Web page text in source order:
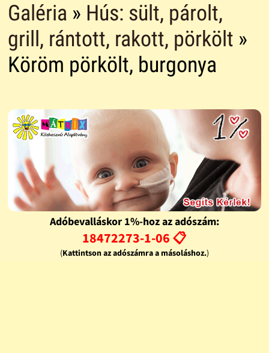
Galéria » Hús: sült, párolt,
grill, rántott, rakott, pörkölt »
Köröm pörkölt, burgonya
Adóbevalláskor 1%-hoz az adószám:
18472273-1-06 📋
(Kattintson az adószámra a másoláshoz.)